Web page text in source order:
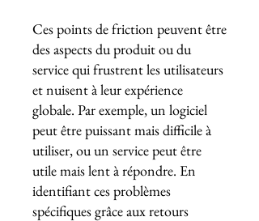
Ces points de friction peuvent être
des aspects du produit ou du
service qui frustrent les utilisateurs
et nuisent à leur expérience
globale. Par exemple, un logiciel
peut être puissant mais difficile à
utiliser, ou un service peut être
utile mais lent à répondre. En
identifiant ces problèmes
spécifiques grâce aux retours